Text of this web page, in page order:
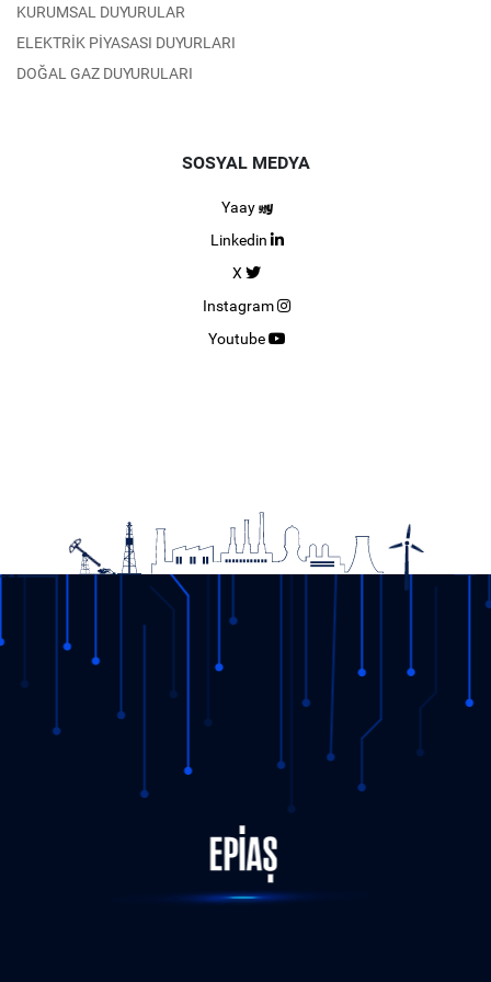
KURUMSAL DUYURULAR
ELEKTRİK PİYASASI DUYURLARI
DOĞAL GAZ DUYURULARI
SOSYAL MEDYA
Yaay
Linkedin
X
Instagram
Youtube